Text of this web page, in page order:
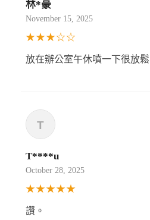
林*豪
November 15, 2025
★★★☆☆
放在辦公室午休噴一下很放鬆
T****u
October 28, 2025
★★★★★
讚。